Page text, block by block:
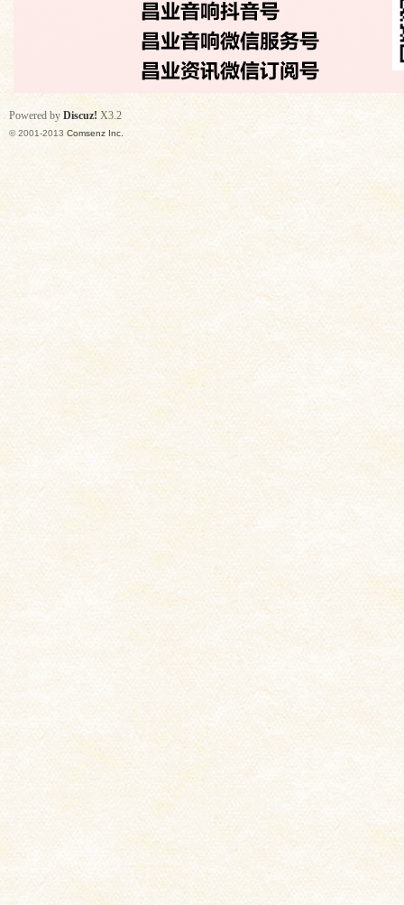
Powered by Discuz! X3.2
© 2001-2013 Comsenz Inc.